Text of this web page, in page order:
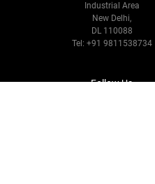
Industrial Area
New Delhi,
DL 110088
Tel: +91 9811538734
Follow Us